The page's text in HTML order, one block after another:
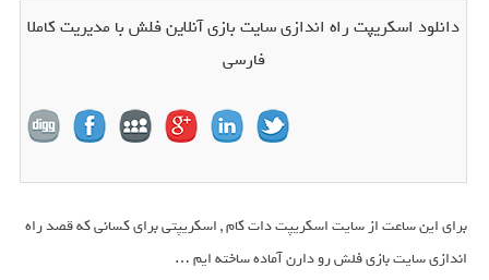
دانلود اسکریپت راه اندازی سایت بازی آنلاین فلش با مدیریت کاملا
فارسی
برای این ساعت از سایت اسکریپت دات کام , اسکریپتی برای کسانی که قصد راه
اندازی سایت بازی فلش رو دارن آماده ساخته ایم …